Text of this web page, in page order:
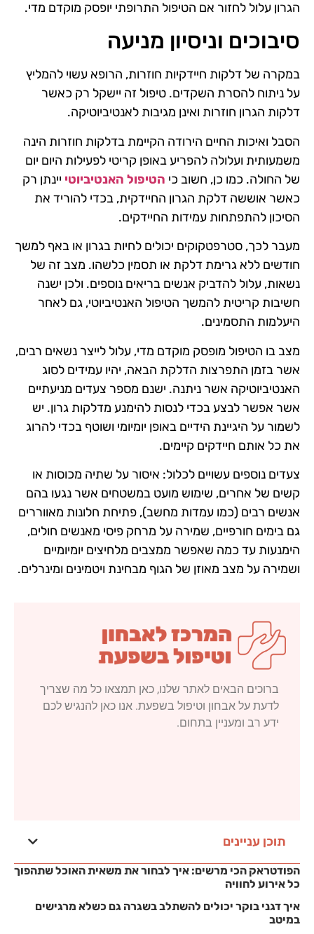
הגרון עלול לחזור אם הטיפול התרופתי יופסק מוקדם מדי.
סיבוכים וניסיון מניעה
במקרה של דלקות חיידקיות חוזרות, הרופא עשוי להמליץ
על ניתוח להסרת השקדים. טיפול זה יישקל רק כאשר
דלקות הגרון חוזרות ואינן מגיבות לאנטיביוטיקה.
הסבל ואיכות החיים הירודה הקיימת בדלקות חוזרות הינה
משמעותית ועלולה להפריע באופן קריטי לפעילות היום יום
של החולה. כמו כן, חשוב כי הטיפול האנטיביוטי יינתן רק
כאשר אוששה דלקת הגרון החיידקית, בכדי להוריד את
הסיכון להתפתחות עמידות החיידקים.
מעבר לכך, סטרפטקוקים יכולים לחיות בגרון או באף למשך
חודשים ללא גרימת דלקת או תסמין כלשהו. מצב זה של
נשאות, עלול להדביק אנשים בריאים נוספים. ולכן ישנה
חשיבות קריטית להמשך הטיפול האנטיביוטי, גם לאחר
היעלמות התסמינים.
מצב בו הטיפול מופסק מוקדם מדי, עלול לייצר נשאים רבים,
אשר בזמן התפרצות הדלקת הבאה, יהיו עמידים לסוג
האנטיביוטיקה אשר ניתנה. ישנם מספר צעדים מניעתיים
אשר אפשר לבצע בכדי לנסות להימנע מדלקות גרון. יש
לשמור על היגיינת הידיים באופן יומיומי ושוטף בכדי להרוג
את כל אותם חיידקים קיימים.
צעדים נוספים עשויים לכלול: איסור על שתיה מכוסות או
קשים של אחרים, שימוש מועט במשטחים אשר נגעו בהם
אנשים רבים (כמו עמדות מחשב), פתיחת חלונות מאווררים
גם בימים חורפיים, שמירה על מרחק פיסי מאנשים חולים,
הימנעות עד כמה שאפשר ממצבים מלחיצים יומיומיים
ושמירה על מצב מאוזן של הגוף מבחינת ויטמינים ומינרלים.
ברוכים הבאים לאתר שלנו, כאן תמצאו כל מה שצריך
לדעת על אבחון וטיפול בשפעת. אנו כאן להנגיש לכם
ידע רב ומעניין בתחום.
תוכן עניינים
הפודטראק הכי מרשים: איך לבחור את משאית האוכל שתהפוך
כל אירוע לחוויה
איך דגני בוקר יכולים להשתלב בשגרה גם כשלא מרגישים
במיטב